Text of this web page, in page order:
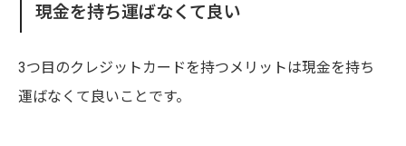
現金を持ち運ばなくて良い
3つ目のクレジットカードを持つメリットは現金を持ち
運ばなくて良いことです。